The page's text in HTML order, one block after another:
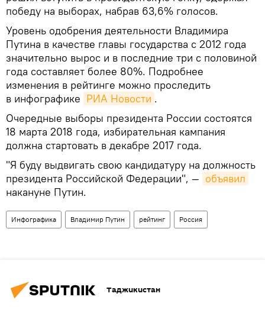
победу на выборах, набрав 63,6% голосов.
Уровень одобрения деятельности Владимира
Путина в качестве главы государства с 2012 года
значительно вырос и в последние три с половиной
года составляет более 80%. Подробнее
изменения в рейтинге можно проследить
в инфографике РИА Новости .
Очередные выборы президента России состоятся
18 марта 2018 года, избирательная кампания
должна стартовать в декабре 2017 года.
"Я буду выдвигать свою кандидатуру на должность
президента Российской Федерации", — объявил
накануне Путин.
Инфографика Владимир Путин рейтинг Россия
Таджикистан